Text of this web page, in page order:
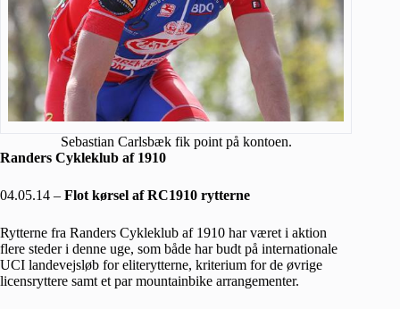
Sebastian Carlsbæk fik point på kontoen.
Randers Cykleklub af 1910
04.05.14 – Flot kørsel af RC1910 rytterne
Rytterne fra Randers Cykleklub af 1910 har været i aktion
flere steder i denne uge, som både har budt på internationale
UCI landevejsløb for eliterytterne, kriterium for de øvrige
licensryttere samt et par mountainbike arrangementer.